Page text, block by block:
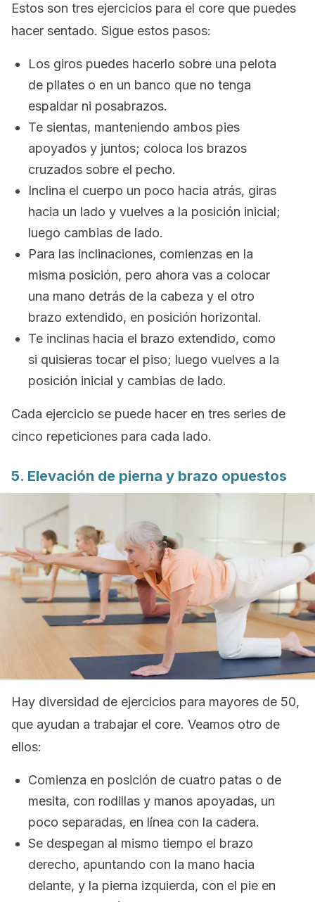
Estos son tres ejercicios para el core que puedes
hacer sentado. Sigue estos pasos:
Los giros puedes hacerlo sobre una pelota
de pilates o en un banco que no tenga
espaldar ni posabrazos.
Te sientas, manteniendo ambos pies
apoyados y juntos; coloca los brazos
cruzados sobre el pecho.
Inclina el cuerpo un poco hacia atrás, giras
hacia un lado y vuelves a la posición inicial;
luego cambias de lado.
Para las inclinaciones, comienzas en la
misma posición, pero ahora vas a colocar
una mano detrás de la cabeza y el otro
brazo extendido, en posición horizontal.
Te inclinas hacia el brazo extendido, como
si quisieras tocar el piso; luego vuelves a la
posición inicial y cambias de lado.
Cada ejercicio se puede hacer en tres series de
cinco repeticiones para cada lado.
5. Elevación de pierna y brazo opuestos
Hay diversidad de ejercicios para mayores de 50,
que ayudan a trabajar el core. Veamos otro de
ellos:
Comienza en posición de cuatro patas o de
mesita, con rodillas y manos apoyadas, un
poco separadas, en línea con la cadera.
Se despegan al mismo tiempo el brazo
derecho, apuntando con la mano hacia
delante, y la pierna izquierda, con el pie en